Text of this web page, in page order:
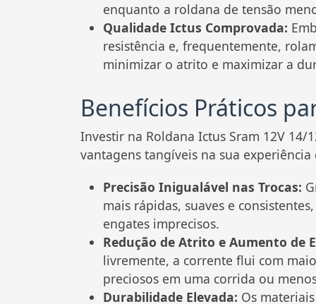
enquanto a roldana de tensão
Qualidade Ictus Comprovada:
resistência e, frequentemente,
minimizar o atrito e maximizar a
Benefícios Práticos
Investir na Roldana Ictus Sram 12V
vantagens tangíveis na sua experiência
Precisão Inigualável nas Trocas:
mais rápidas, suaves e
engates imprecisos.
Redução de Atrito e Aumento de
livremente, a corrente flui com
preciosos em uma corrida ou
Durabilidade Elevada: Os